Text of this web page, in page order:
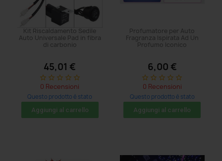
Kit Riscaldamento Sedile
Auto Universale Pad in fibra
di carbonio
45,01 €
star_border star_border star_border star_border star_border
0 Recensioni
Questo prodotto è stato
acquistato: 65 volte
Aggiungi al carrello
Profumatore per Auto
Fragranza Ispirata Ad Un
Profumo Iconico
6,00 €
star_border star_border star_border star_border star_border
0 Recensioni
Questo prodotto è stato
acquistato: 26 volte
Aggiungi al carrello